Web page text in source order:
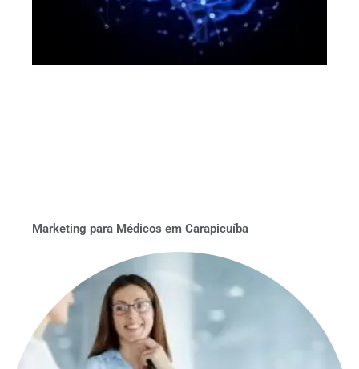
Marketing para Médicos em Carapicuíba